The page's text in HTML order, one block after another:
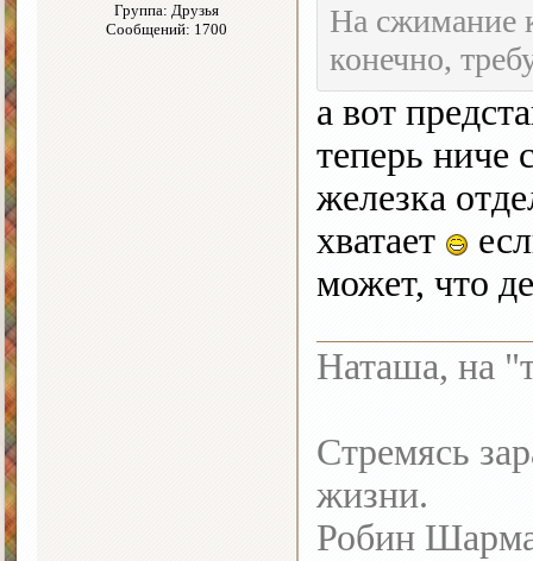
Группа: Друзья
Сообщений: 1700
На сжимание
конечно,
а вот
теперь ниче
железка
хватает
может, что
Наташа, на
Стремясь
жизни.
Робин